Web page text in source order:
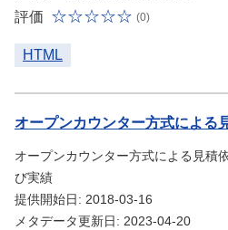
評価 (0)
HTML
オープンカウンター方式による
オープンカウンター方式による見積
び実績
提供開始日: 2018-03-16
メタデータ更新日: 2023-04-20